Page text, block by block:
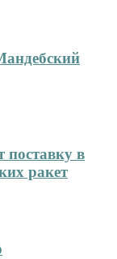
поставку в
ракет